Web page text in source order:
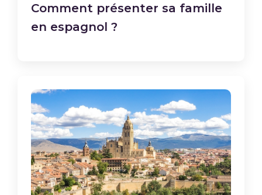
Comment présenter sa famille
en espagnol ?